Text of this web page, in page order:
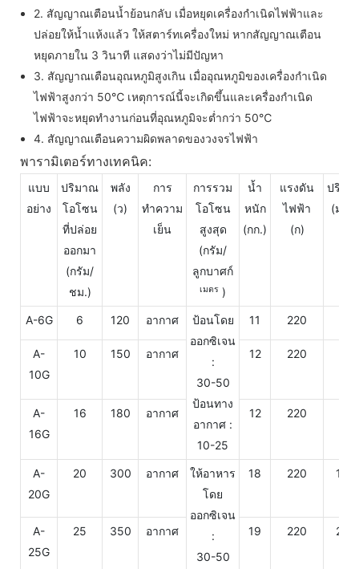
2. สัญญาณเตือนน้ำย้อนกลับ เมื่อหยุดเครื่องกำเนิดไฟฟ้าและ
ปล่อยให้น้ำแห้งแล้ว ให้สตาร์ทเครื่องใหม่ หากสัญญาณเตือน
หยุดภายใน 3 วินาที แสดงว่าไม่มีปัญหา
3. สัญญาณเตือนอุณหภูมิสูงเกิน เมื่ออุณหภูมิของเครื่องกำเนิด
ไฟฟ้าสูงกว่า 50℃ เหตุการณ์นี้จะเกิดขึ้นและเครื่องกำเนิด
ไฟฟ้าจะหยุดทำงานก่อนที่อุณหภูมิจะต่ำกว่า 50℃
4. สัญญาณเตือนความผิดพลาดของวงจรไฟฟ้า
พารามิเตอร์ทางเทคนิค:
แบบ
อย่าง
ปริมาณ
โอโซน
ที่ปล่อย
ออกมา
(กรัม/
ชม.)
พลัง
(ว)
การ
ทำความ
เย็น
การรวม
โอโซน
สูงสุด
(กรัม/
ลูกบาศก์
เมตร )
น้ำ
หนัก
(กก.)
แรงดัน
ไฟฟ้า
(ก)
ปริม
(ม.
A-6G 6 120 อากาศ
ป้อนโดย
ออกซิเจน
:
30-50
ป้อนทาง
อากาศ :
10-25
11 220
A-
10G
10 150 อากาศ 12 220
A-
16G
16 180 อากาศ 12 220
A-
20G
20 300 อากาศ
ให้อาหาร
โดย
ออกซิเจน
:
30-50
18 220 150
A-
25G
25 350 อากาศ 19 220 200